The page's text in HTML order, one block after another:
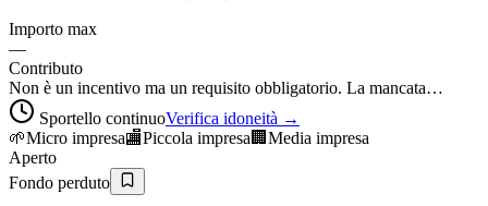
Importo max
—
Contributo
Non è un incentivo ma un requisito obbligatorio. La mancata…
Sportello continuoVerifica idoneità →
🌱Micro impresa🏬Piccola impresa 🏢 Media impresa
Aperto
Fondo perduto